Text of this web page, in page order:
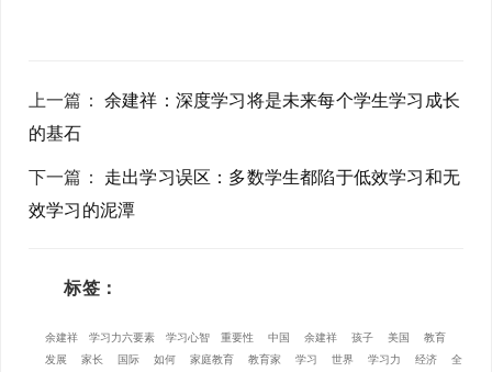
上一篇 ：余建祥：深度学习将是未来每个学生学习成长
的基石
下一篇 ： 走出学习误区：多数学生都陷于低效学习和无
效学习的泥潭
标签：
余建祥 学习力六要素 学习心智 重要性 中国 余建祥 孩子 美国
教育
发展
家长 国际 如何 家庭教育 教育家 学习 世界 学习力 经济
全